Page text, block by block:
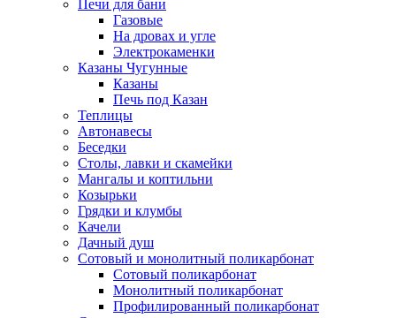
Печи для бани
Газовые
На дровах и угле
Электрокаменки
Казаны Чугунные
Казаны
Печь под Казан
Теплицы
Автонавесы
Беседки
Столы, лавки и скамейки
Мангалы и коптильни
Козырьки
Грядки и клумбы
Качели
Дачный душ
Сотовый и монолитный поликарбонат
Сотовый поликарбонат
Монолитный поликарбонат
Профилированный поликарбонат